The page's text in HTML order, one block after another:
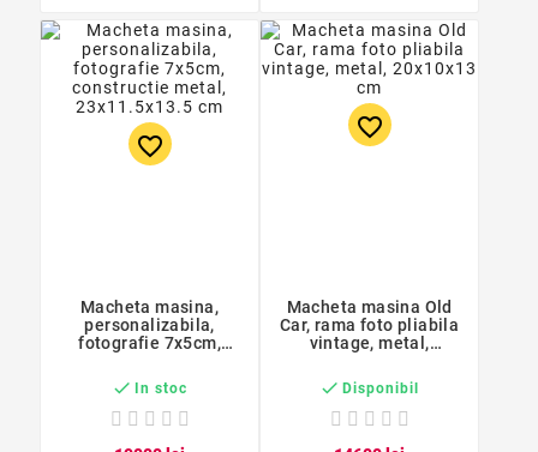
favorite_border
Macheta masina,
personalizabila,
fotografie 7x5cm,
23x11.5x13.5 cm
 In stoc
favorite_border
Macheta masina Old
Car, rama foto pliabila
vintage, metal,
 Disponibil